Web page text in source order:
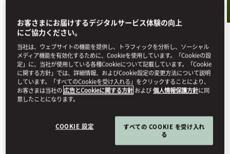
ダイニング
MOONLIT BLOSSOM
COLLECTION
Celebrate the Mid-Autumn Festival with our exclusive
詳細はこちら
お客さまにお届けするデジタルサービス体験の向上
にご協力ください。
当社は、ウェブサイトの機能を提供し、トラフィックを分析し、ソーシャル
メディア機能を有効化するために、Cookieを使用しています。「Cookieの設
定」に、当社が使用している各種Cookieについて記載しています。「Cookie
に関する方針」では、詳細情報、およびCookie設定の変更方法について説明
しています。「すべてのCookieを受け入れる」をクリックすることにより、
お客さまは当社の広告とCookieに関する方針 および個人情報保護方針に同
意したことになります。
COOKIE 設定
すべての COOKIE を受け入れ
る